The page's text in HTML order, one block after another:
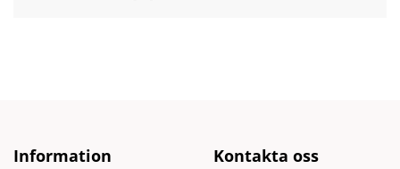
Information Kontakta oss